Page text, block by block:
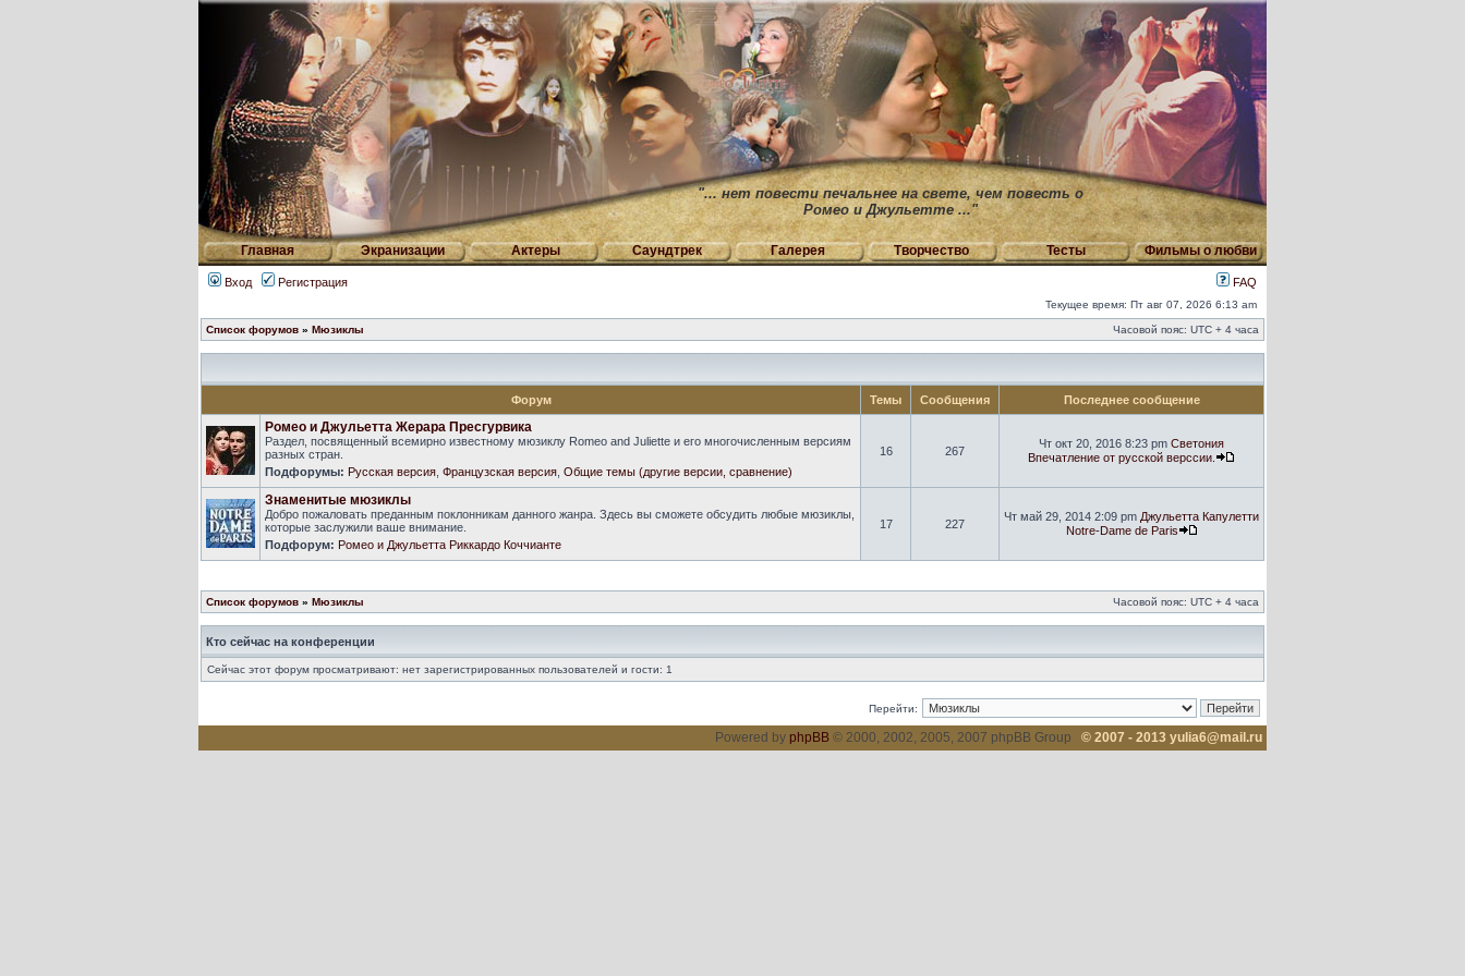
"... нет повести печальнее на свете, чем повесть о
Ромео и Джульетте ..."
Главная Экранизации Актеры Саундтрек Галерея Творчество Тесты Фильмы о любви
Вход Регистрация FAQ
Текущее время: Пт авг 07, 2026 6:13 am
Список форумов » Мюзиклы Часовой пояс: UTC + 4 часа
Форум Темы Сообщения Последнее сообщение
Ромео и Джульетта Жерара Пресгурвика
Раздел, посвященный всемирно известному мюзиклу Romeo and Juliette и его многочисленным версиям
разных стран.
Подфорумы: Русская версия Французская версия Общие темы (другие версии, сравнение)
16 267
Чт окт 20, 2016 8:23 pm Светония
Впечатление от русской верссии.
Знаменитые мюзиклы
Добро пожаловать преданным поклонникам данного жанра. Здесь вы сможете обсудить любые мюзиклы,
которые заслужили ваше внимание.
Подфорум: Ромео и Джульетта Риккардо Коччианте
17 227
Чт май 29, 2014 2:09 pm Джульетта Капулетти
Notre-Dame de Paris
Список форумов » Мюзиклы Часовой пояс: UTC + 4 часа
Кто сейчас на конференции
Сейчас этот форум просматривают: нет зарегистрированных пользователей и гости: 1
Перейти:
Powered by phpBB © 2000, 2002, 2005, 2007 phpBB Group © 2007 - 2013 yulia6@mail.ru